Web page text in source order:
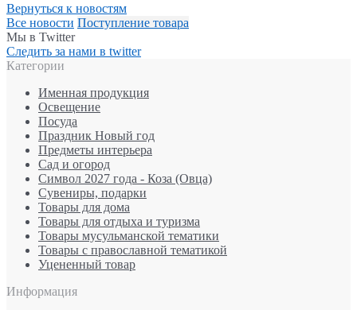
Вернуться к новостям
Все новости Поступление товара
Мы в Twitter
Следить за нами в twitter
Категории
Именная продукция
Освещение
Посуда
Праздник Новый год
Предметы интерьера
Сад и огород
Символ 2027 года - Коза (Овца)
Сувениры, подарки
Товары для дома
Товары для отдыха и туризма
Товары мусульманской тематики
Товары с православной тематикой
Уцененный товар
Информация